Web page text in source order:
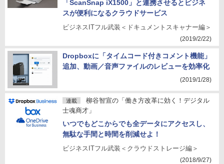
「ScanSnap iX1500」と連携させるとビジネ
スが便利になるクラウドサービス
ビジネスITフル武装＜ドキュメントスキャナー編＞
(2019/2/22)
Dropboxに「タイムコード付きコメント機能」
追加、動画／音声ファイルのレビューを効率化
(2019/1/28)
連載
柳谷智宣の「働き方改革に効く！デジタル
士魂商才」
いつでもどこからでも全データにアクセスし、
無駄な手間と時間を削減せよ！
ビジネスITフル武装＜クラウドストレージ編＞
(2018/9/27)